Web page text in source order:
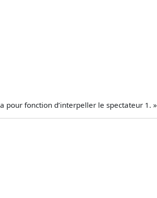
fonction d’interpeller le spectateur 1. »